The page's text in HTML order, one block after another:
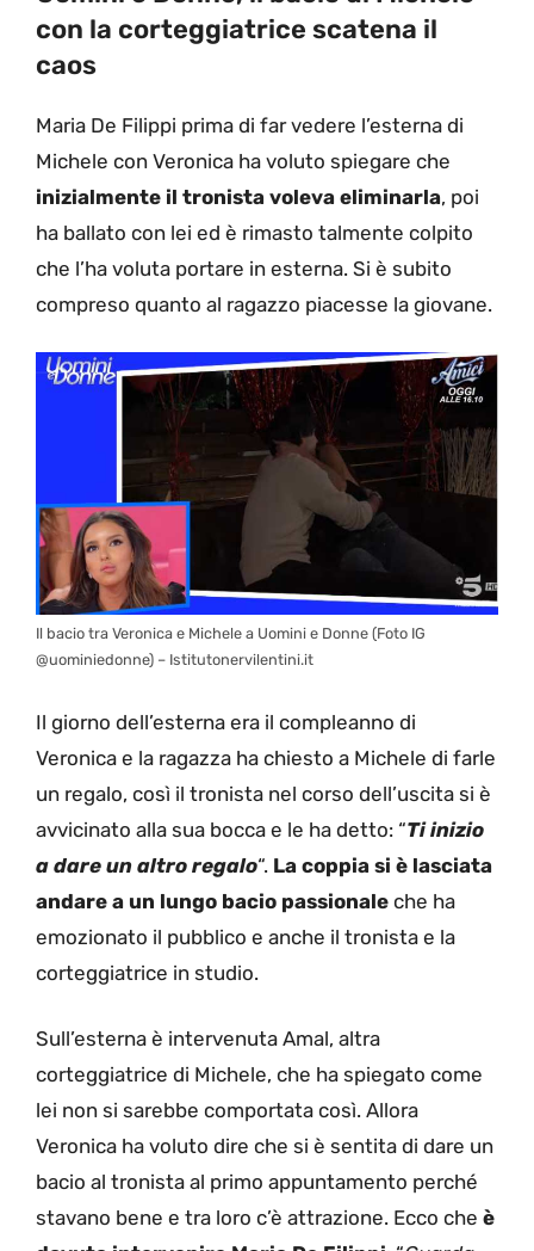
con la corteggiatrice scatena il
caos
Maria De Filippi prima di far vedere l’esterna di
Michele con Veronica ha voluto spiegare che
inizialmente il tronista voleva eliminarla, poi
ha ballato con lei ed è rimasto talmente colpito
che l’ha voluta portare in esterna. Si è subito
compreso quanto al ragazzo piacesse la giovane.
Il bacio tra Veronica e Michele a Uomini e Donne (Foto IG
@uominiedonne) – Istitutonervilentini.it
Il giorno dell’esterna era il compleanno di
Veronica e la ragazza ha chiesto a Michele di farle
un regalo, così il tronista nel corso dell’uscita si è
avvicinato alla sua bocca e le ha detto: “Ti inizio
a dare un altro regalo“. La coppia si è lasciata
andare a un lungo bacio passionale che ha
emozionato il pubblico e anche il tronista e la
corteggiatrice in studio.
Sull’esterna è intervenuta Amal, altra
corteggiatrice di Michele, che ha spiegato come
lei non si sarebbe comportata così. Allora
Veronica ha voluto dire che si è sentita di dare un
bacio al tronista al primo appuntamento perché
stavano bene e tra loro c’è attrazione. Ecco che è